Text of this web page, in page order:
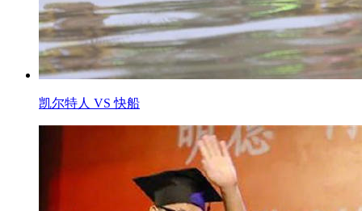
凯尔特人 VS 快船